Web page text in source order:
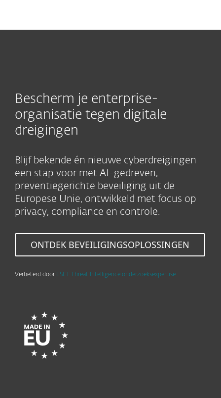
Bescherm je enterprise-
organisatie tegen digitale
dreigingen
Blijf bekende én nieuwe cyberdreigingen
een stap voor met AI-gedreven,
preventiegerichte beveiliging uit de
Europese Unie, ontwikkeld met focus op
privacy, compliance en controle.
ONTDEK BEVEILIGINGSOPLOSSINGEN
Verbeterd door ESET Threat Intelligence onderzoeksexpertise